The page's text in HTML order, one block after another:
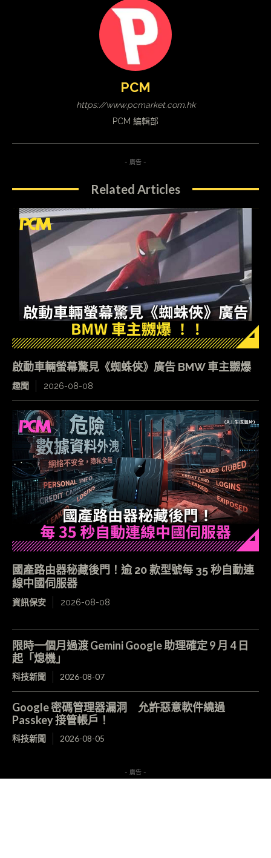
PCM
https://www.pcmarket.com.hk
PCM 編輯部
- 廣告 -
Related Articles
啟動車輛螢幕驚見《蜘蛛俠》廣告 BMW 車主嬲爆
趣聞 2026-08-08
國產路由器秘藏後門！逾 20 款型號每 35 秒自動連
線中國伺服器
資訊保安 2026-08-08
限時一個月過渡 Gemini Google 助理確定 9 月 4 日
起「熄機」
科技新聞 2026-08-07
Google 密碼管理器漏洞 允許惡意軟件繞過
Passkey 接管帳戶！
科技新聞 2026-08-05
- 廣告 -